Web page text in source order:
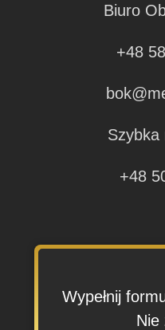
Biuro
+48
Szybka
+48
Wypełnij
Nie